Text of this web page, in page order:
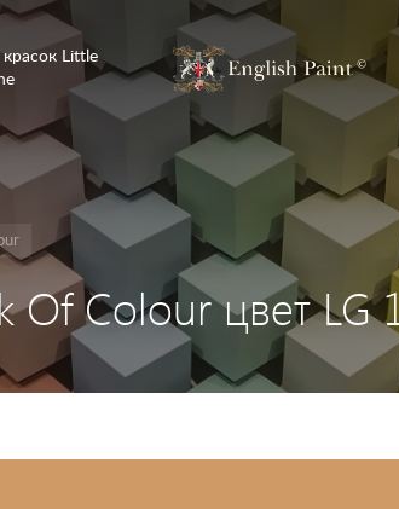
Little
Of Colour цвет LG